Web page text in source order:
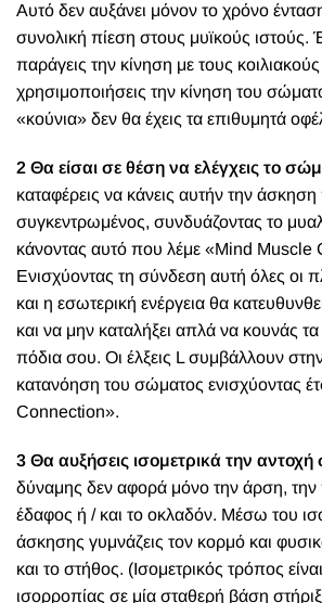
Αυτό δεν αυξάνει μόνον το χρόνο
συνολική πίεση στους μυϊκούς
παράγεις την κίνηση με τους
χρησιμοποιήσεις την κίνηση του
«κούνια» δεν θα έχεις τα επιθυμητά
2 Θα είσαι σε θέση να ελέγχεις το
καταφέρεις να κάνεις αυτήν την άσκηση
συγκεντρωμένος, συνδυάζοντας το
κάνοντας αυτό που λέμε «Mind Muscle
Ενισχύοντας τη σύνδεση αυτή όλες οι
και η εσωτερική ενέργεια θα
και να μην καταλήξει απλά να κουνάς
πόδια σου. Οι έλξεις L συμβάλλουν
κατανόηση του σώματος ενισχύοντας
Connection».
3 Θα αυξήσεις ισομετρικά την αντοχή
δύναμης δεν αφορά μόνο την άρση, την
έδαφος ή / και το οκλαδόν. Μέσω του
άσκησης γυμνάζεις τον κορμό και
και το στήθος. (Ισομετρικός τρόπος
ισορροπίας σε μία σταθερή βάση